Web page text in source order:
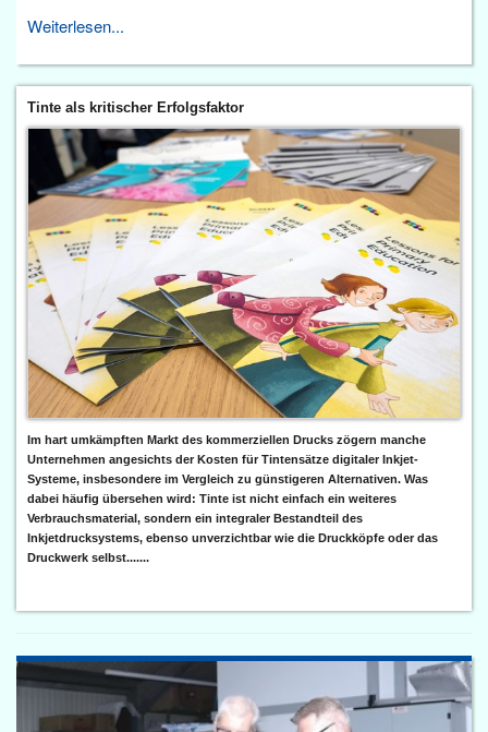
Weiterlesen...
Tinte als kritischer Erfolgsfaktor
Im hart umkämpften Markt des kommerziellen Drucks zögern manche
Unternehmen angesichts der Kosten für Tintensätze digitaler Inkjet-
Systeme, insbesondere im Vergleich zu günstigeren Alternativen. Was
dabei häufig übersehen wird: Tinte ist nicht einfach ein weiteres
Verbrauchsmaterial, sondern ein integraler Bestandteil des
Inkjetdrucksystems, ebenso unverzichtbar wie die Druckköpfe oder das
Druckwerk selbst.......